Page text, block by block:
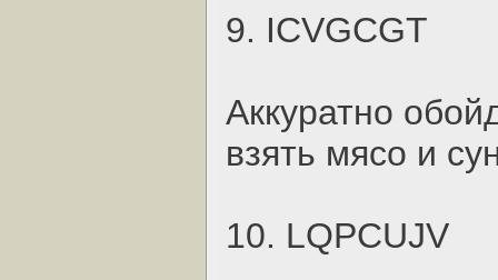
9. ICVGCGT
Аккуратно
взять мясо и
10. LQPCUJV